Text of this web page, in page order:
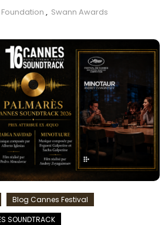
, Swann Awards
Blog Cannes Festival
SOUNDTRACK